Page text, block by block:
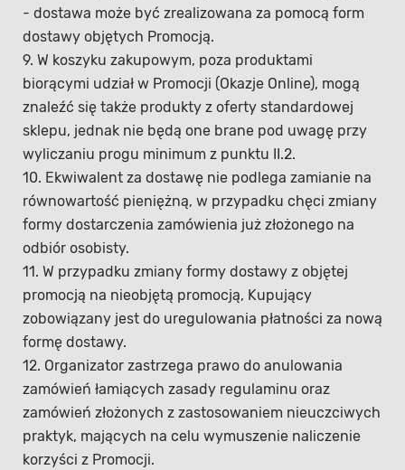
- dostawa może być zrealizowana za pomocą form
dostawy objętych Promocją.
9. W koszyku zakupowym, poza produktami
biorącymi udział w Promocji (Okazje Online), mogą
znaleźć się także produkty z oferty standardowej
sklepu, jednak nie będą one brane pod uwagę przy
wyliczaniu progu minimum z punktu II.2.
10. Ekwiwalent za dostawę nie podlega zamianie na
równowartość pieniężną, w przypadku chęci zmiany
formy dostarczenia zamówienia już złożonego na
odbiór osobisty.
11. W przypadku zmiany formy dostawy z objętej
promocją na nieobjętą promocją, Kupujący
zobowiązany jest do uregulowania płatności za nową
formę dostawy.
12. Organizator zastrzega prawo do anulowania
zamówień łamiących zasady regulaminu oraz
zamówień złożonych z zastosowaniem nieuczciwych
praktyk, mających na celu wymuszenie naliczenie
korzyści z Promocji.